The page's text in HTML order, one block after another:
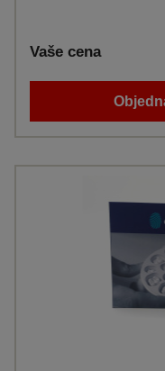
Vaše cena